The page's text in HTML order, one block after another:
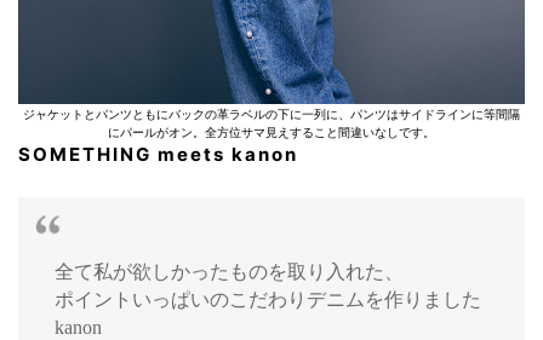
ジャケットとパンツともにバックの革ラベルの下に一列に、パンツはサイドラインに等間隔
にパールがオン。全方位サマ見えすること間違いなしです。
SOMETHING meets kanon
全て私が欲しかったものを取り入れた、
ポイントいっぱいのこだわりデニムを作りました
kanon